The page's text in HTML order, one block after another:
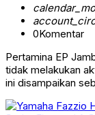
0Komentar
Pertamina EP
tidak melakukan
ini disampaikan